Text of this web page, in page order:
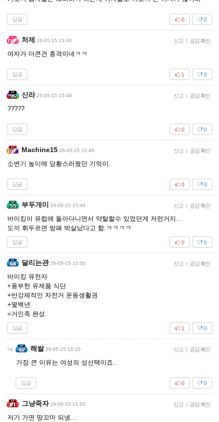
답글 0
0
처제 26-05-15 15:48 신고 공감 확인
여자가 더큰건 충격이네ㅋㅋ
답글 0
1
신라 26-05-15 15:48 신고 공감 확인
?????
답글 0
0
Machine15 26-05-15 15:48 신고 공감 확인
소변기 높이에 당황스러웠던 기억이.
답글 0
0
부두개미 26-05-15 15:49 신고 공감 확인
바이킹이 유럽에 돌아다니면서 약탈할수 있었던게 저런거지...
도끼 휘두르면 방패 박살났다고 함.ㅋㅋㅋㅋ
답글 0
0
달리는관 26-05-15 15:50 신고 공감 확인
바이킹 유전자
+풍부한 유제품 식단
+반강제적인 자전거 운동생활권
+몇백년
=거인족 완성.
답글 0
1
해쌀 26-05-15 16:10 신고 공감 확인
가장 큰 이유는 여성의 성선택이죠..
답글 0
0
그냥죽자 26-05-15 15:50 신고 공감 확인
저기 가면 땅꼬마 되넹...